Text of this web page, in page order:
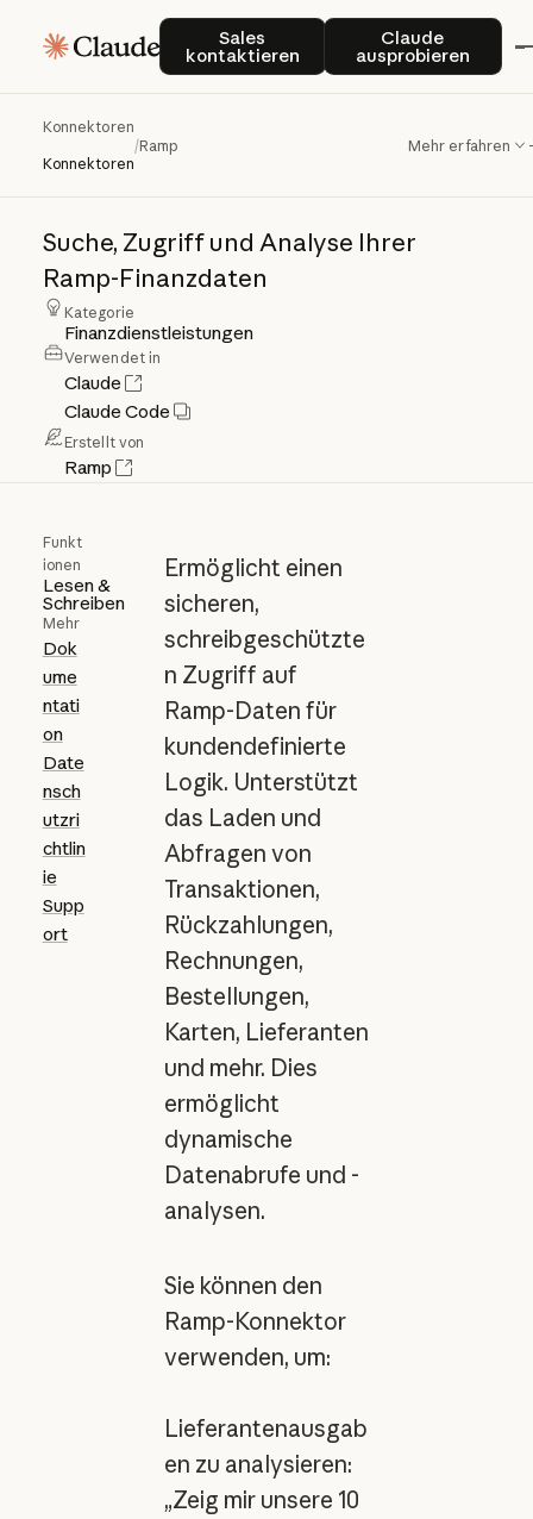
Sales
kontaktieren
Sales kontaktierenClaude
ausprobieren
Claude
Konnektoren
Konnektoren
/Ramp Mehr erfahren
Ramp
Suche, Zugriff und Analyse Ihrer
Ramp-Finanzdaten
Kategorie
Finanzdienstleistungen
Verwendet in
Claude
Claude Code
Erstellt von
Ramp
Funkt
ionen
Lesen &
Schreiben
Mehr
Dok
ume
ntati
on
Date
nsch
utzri
chtlin
ie
Supp
ort
Ermöglicht einen
sicheren,
schreibgeschützte
n Zugriff auf
Ramp-Daten für
kundendefinierte
Logik. Unterstützt
das Laden und
Abfragen von
Transaktionen,
Rückzahlungen,
Rechnungen,
Bestellungen,
Karten, Lieferanten
und mehr. Dies
ermöglicht
dynamische
Datenabrufe und -
analysen.
Sie können den
Ramp-Konnektor
verwenden, um:
Lieferantenausgab
en zu analysieren:
„Zeig mir unsere 10